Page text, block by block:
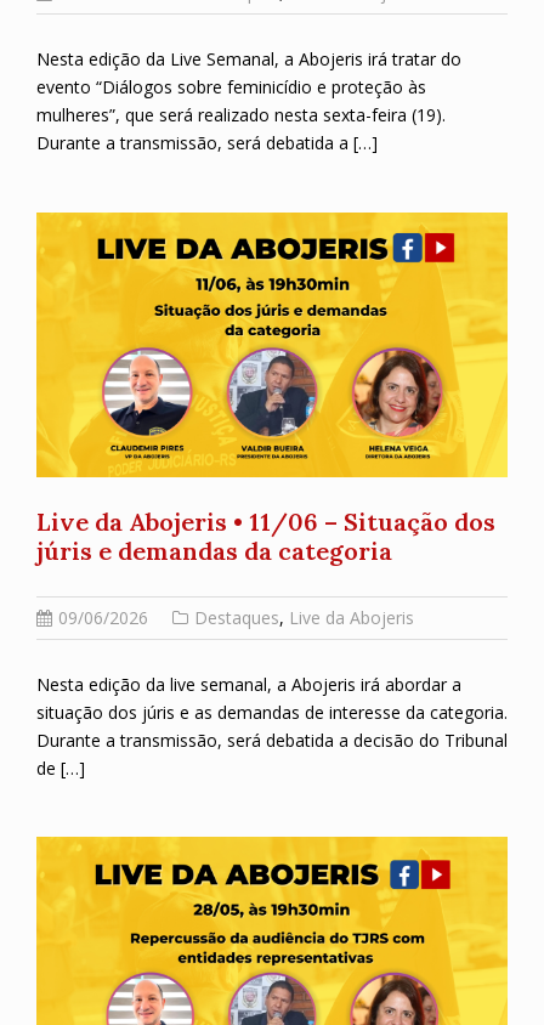
Nesta edição da Live Semanal, a Abojeris irá tratar do
evento “Diálogos sobre feminicídio e proteção às
mulheres”, que será realizado nesta sexta-feira (19).
Durante a transmissão, será debatida a […]
Live da Abojeris • 11/06 – Situação dos
júris e demandas da categoria
09/06/2026 Destaques, Live da Abojeris
Nesta edição da live semanal, a Abojeris irá abordar a
situação dos júris e as demandas de interesse da categoria.
Durante a transmissão, será debatida a decisão do Tribunal
de […]